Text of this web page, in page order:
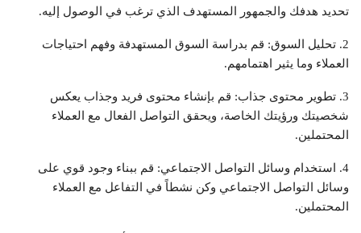
تحديد هدفك والجمهور المستهدف الذي ترغب في الوصول إليه.
2. تحليل السوق: قم بدراسة السوق المستهدفة وفهم احتياجات
العملاء وما يثير اهتمامهم.
3. تطوير محتوى جذاب: قم بإنشاء محتوى فريد وجذاب يعكس
شخصيتك ورؤيتك الخاصة، ويحقق التواصل الفعال مع العملاء
المحتملين.
4. استخدام وسائل التواصل الاجتماعي: قم ببناء وجود قوي على
وسائل التواصل الاجتماعي وكن نشطاً في التفاعل مع العملاء
المحتملين.